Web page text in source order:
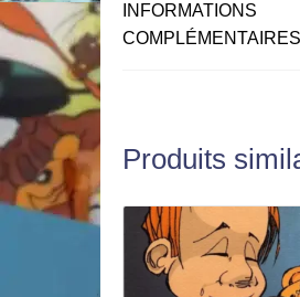
INFORMATIONS
COMPLÉMENTAIRES
Produits